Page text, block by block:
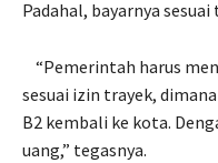
Padahal, bayarnya sesuai
“Pemerintah harus
sesuai izin trayek,
B2 kembali ke kota.
uang,” tegasnya.